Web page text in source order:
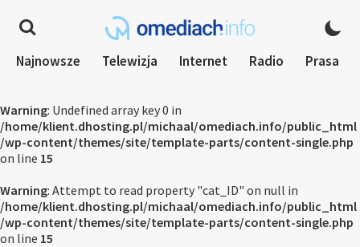
Najnowsze Telewizja Internet Radio Prasa
Warning: Undefined array key 0 in
/home/klient.dhosting.pl/michaal/omediach.info/public_html
/wp-content/themes/site/template-parts/content-single.php
on line 15
Warning: Attempt to read property "cat_ID" on null in
/home/klient.dhosting.pl/michaal/omediach.info/public_html
/wp-content/themes/site/template-parts/content-single.php
on line 15